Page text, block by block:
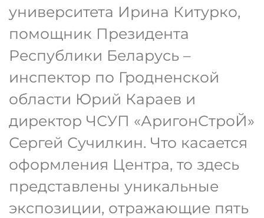
университета Ирина Китурко,
помощник Президента
Республики Беларусь –
инспектор по Гродненской
области Юрий Караев и
директор ЧСУП «АригонСтроЙ»
Сергей Сучилкин. Что касается
оформления Центра, то здесь
представлены уникальные
экспозиции, отражающие пять